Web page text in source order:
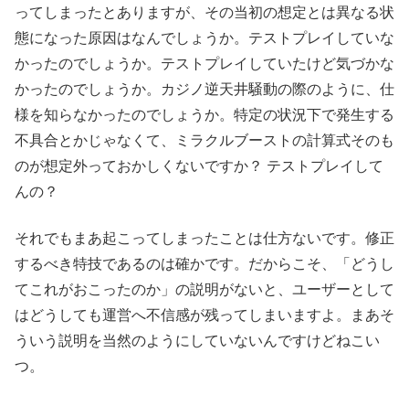
ってしまったとありますが、その当初の想定とは異なる状
態になった原因はなんでしょうか。テストプレイしていな
かったのでしょうか。テストプレイしていたけど気づかな
かったのでしょうか。カジノ逆天井騒動の際のように、仕
様を知らなかったのでしょうか。特定の状況下で発生する
不具合とかじゃなくて、ミラクルブーストの計算式そのも
のが想定外っておかしくないですか？ テストプレイして
んの？
それでもまあ起こってしまったことは仕方ないです。修正
するべき特技であるのは確かです。だからこそ、「どうし
てこれがおこったのか」の説明がないと、ユーザーとして
はどうしても運営へ不信感が残ってしまいますよ。まあそ
ういう説明を当然のようにしていないんですけどねこい
つ。